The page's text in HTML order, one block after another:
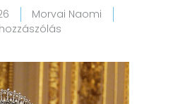
Morvai Naomi